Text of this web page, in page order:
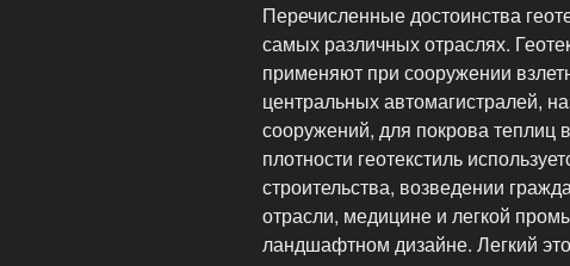
Перечисленные достоинства
самых различных отраслях.
применяют при сооружении
центральных автомагистралей,
сооружений, для покрова теплиц
плотности геотекстиль
строительства, возведении
отрасли, медицине и легкой
ландшафтном дизайне. Легкий